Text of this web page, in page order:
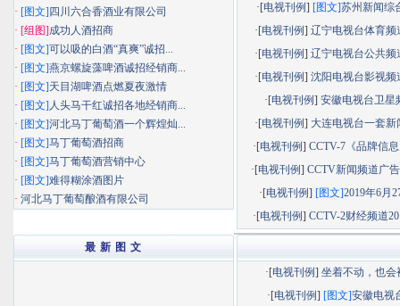
·[电视刊例] [图文]苏州新闻综
·[电视刊例]辽宁电视台体育频
·[电视刊例]辽宁电视台公共频
·[电视刊例]沈阳电视台影视频
·[电视刊例] 安徽电视台卫星
·[电视刊例] 大连电视台一套新
·[电视刊例] CCTV-7《品牌信
·[电视刊例]CCTV新闻频道广
·[电视刊例] [图文]2019年6月
·[电视刊例] CCTV-2财经频道
· [图文] 四川六合香酒业有限公司
· [组图]成功人酒招商
· [图文]可以吸的白酒“真爽”诚招...
· [图文]燕京螺旋藻啤酒诚招经销商...
· [图文]天目湖啤酒点燃夏夜激情
· [图文] 人头马干红诚招各地经销商...
· [图文]河北马丁葡萄酒一个辉煌灿...
· [图文]马丁葡萄酒招商
· [图文]马丁葡萄酒营销中心
· [图文]难得糊涂酒图片
· 河北马丁葡萄酿酒有限公司
·[电视刊例]坐着不动，也会
·[电视刊例] [图文]安徽电视
最 新 图 文